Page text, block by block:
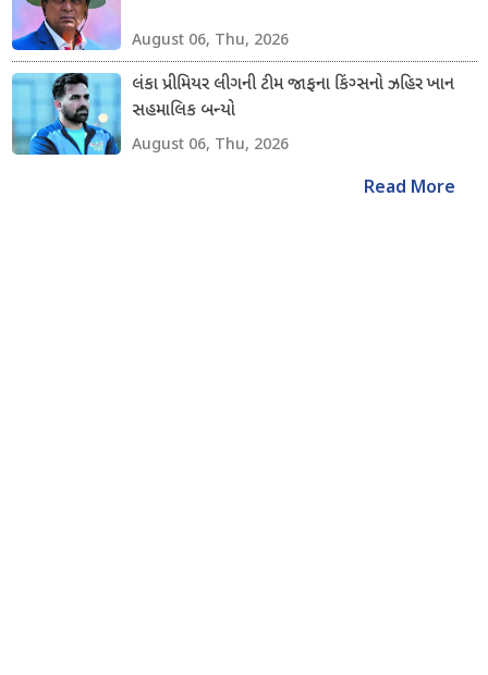
August 06, Thu, 2026
લંકા પ્રીમિયર લીગની ટીમ જાફના કિંગ્સનો ઝહિર ખાન
સહમાલિક બન્યો
August 06, Thu, 2026
Read More